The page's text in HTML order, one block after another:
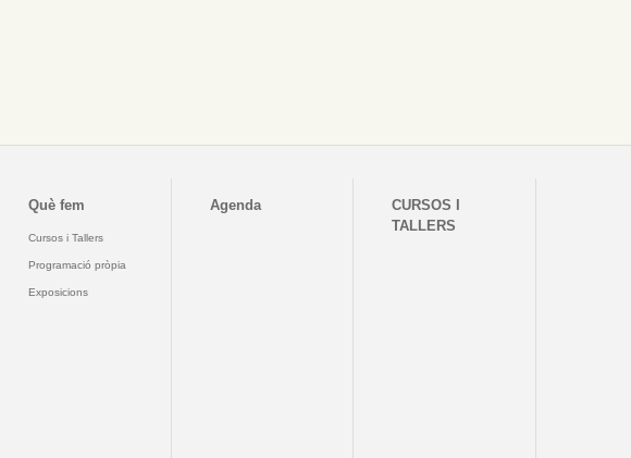
Què fem
Cursos i Tallers
Programació pròpia
Exposicions
Agenda
CURSOS I
TALLERS